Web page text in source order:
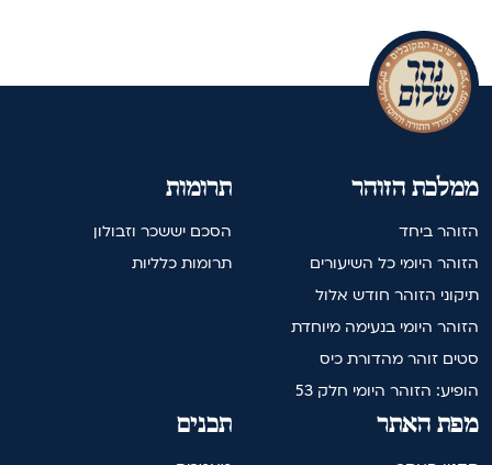
תרומות
הסכם יששכר וזבולון
תרומות כלליות
ממלכת הזוהר
הזוהר ביחד
הזוהר היומי כל השיעורים
תיקוני הזוהר חודש אלול
הזוהר היומי בנעימה מיוחדת
סטים זוהר מהדורת כיס
הופיע: הזוהר היומי חלק 53
תכנים מפת האתר